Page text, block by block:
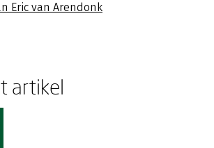
Eric van Arendonk
artikel